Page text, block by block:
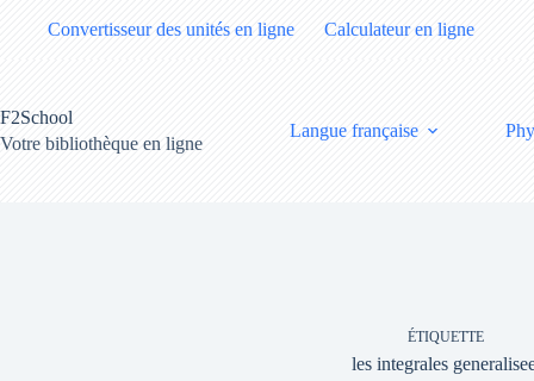
Convertisseur des unités en ligne Calculateur en ligne
F2School
Votre bibliothèque en ligne
Langue française
ÉTIQUETTE
les integrales